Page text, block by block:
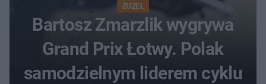
ŻUŻEL
Bartosz Zmarzlik wygrywa
Grand Prix Łotwy. Polak
samodzielnym liderem cyklu